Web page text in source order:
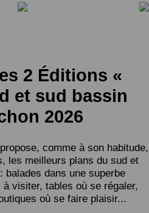
2 Éditions «
et sud bassin
2026
comme à son habitude,
les meilleurs plans du sud et
balades dans une superbe
visiter, tables où se régaler,
où se faire plaisir...